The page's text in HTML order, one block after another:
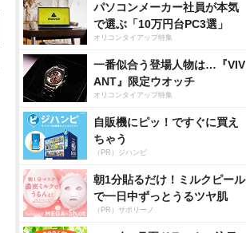
パソコンメーカー社員が本気
で選ぶ「10万円台PC3選」
オリコンタイアップ特集
一番似合う登場人物は…『VIV
ANT』限定ウオッチ
オリコンタイアップ特集
自販機にピッ！ですぐに買え
ちゃう
（PR）ジハンピ
朝1分貼るだけ！ミルクピール
で一日中ずっとうるツヤ肌
（PR）サボリーノ